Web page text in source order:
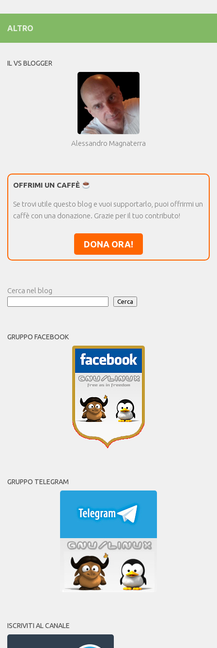
ALTRO
IL VS BLOGGER
Alessandro Magnaterra
OFFRIMI UN CAFFÈ
Se trovi utile questo blog e vuoi supportarlo, puoi offrirmi un
caffè con una donazione. Grazie per il tuo contributo!
DONA ORA!
Cerca nel blog
Cerca
GRUPPO FACEBOOK
GRUPPO TELEGRAM
ISCRIVITI AL CANALE